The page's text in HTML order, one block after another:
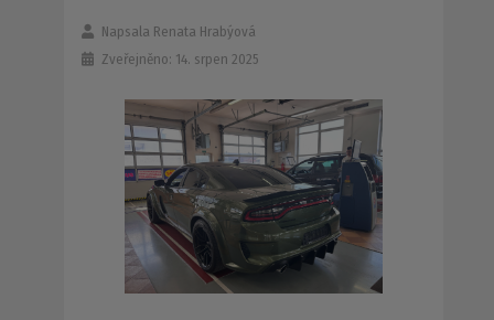
Napsala Renata Hrabýová
Zveřejněno: 14. srpen 2025